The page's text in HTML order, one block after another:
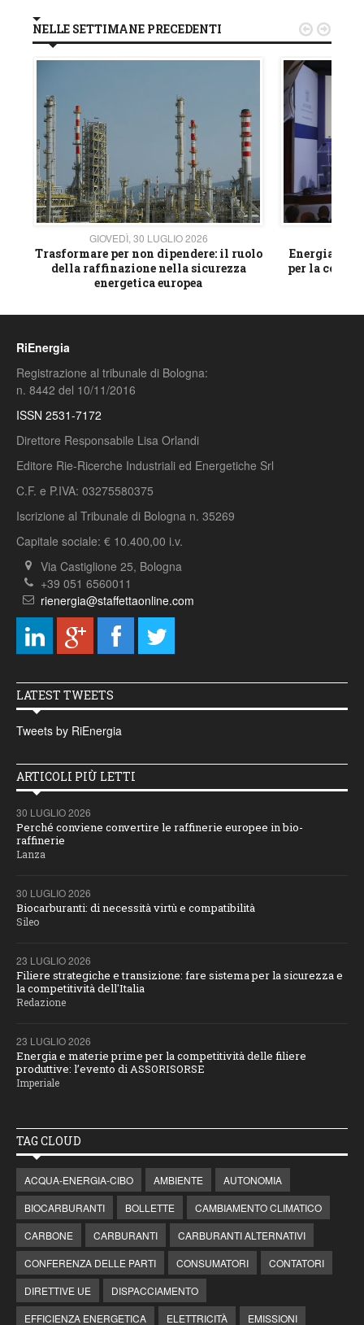
NELLE SETTIMANE PRECEDENTI
GIOVEDÌ, 30 LUGLIO 2026
Trasformare per non dipendere: il ruolo
della raffinazione nella sicurezza
energetica europea
Energia e
per la
 
RiEnergia
Registrazione al tribunale di Bologna:
n. 8442 del 10/11/2016
ISSN 2531-7172
Direttore Responsabile Lisa Orlandi
Editore Rie-Ricerche Industriali ed Energetiche Srl
C.F. e P.IVA: 03275580375
Iscrizione al Tribunale di Bologna n. 35269
Capitale sociale: € 10.400,00 i.v.
Via Castiglione 25, Bologna
+39 051 6560011
rienergia@staffettaonline.com
LATEST TWEETS
Tweets by RiEnergia
ARTICOLI PIÙ LETTI
30 LUGLIO 2026
Perché conviene convertire le raffinerie europee in bio-
raffinerie
Lanza
30 LUGLIO 2026
Biocarburanti: di necessità virtù e compatibilità
Sileo
23 LUGLIO 2026
Filiere strategiche e transizione: fare sistema per la sicurezza e
la competitività dell'Italia
Redazione
23 LUGLIO 2026
Energia e materie prime per la competitività delle filiere
produttive: l’evento di ASSORISORSE
Imperiale
TAG CLOUD
ACQUA-ENERGIA-CIBO AMBIENTE
AUTONOMIA
BIOCARBURANTI
BOLLETTE
CAMBIAMENTO CLIMATICO
CARBONE
CARBURANTI
CARBURANTI ALTERNATIVI
CONFERENZA DELLE PARTI
CONSUMATORI
CONTATORI
DIRETTIVE UE
DISPACCIAMENTO
EFFICIENZA ENERGETICA
ELETTRICITÀ EMISSIONI